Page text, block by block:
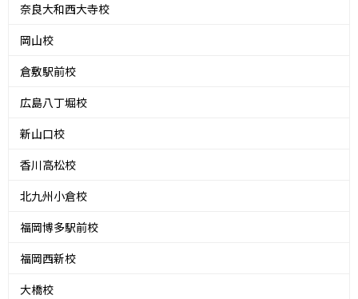
奈良大和西大寺校
岡山校
倉敷駅前校
広島八丁堀校
新山口校
香川高松校
北九州小倉校
福岡博多駅前校
福岡西新校
大橋校